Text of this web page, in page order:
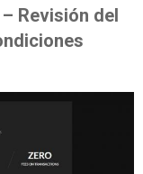
Revisión del